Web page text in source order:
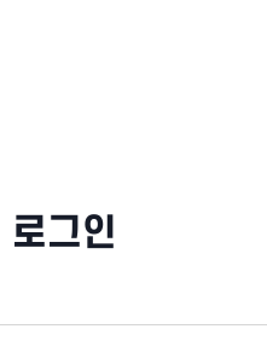
로그인